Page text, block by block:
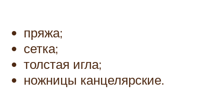
пряжа;
сетка;
толстая игла;
ножницы канцелярские.